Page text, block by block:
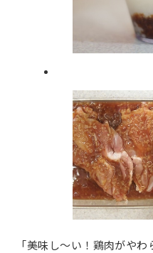
「美味し～い！鶏肉がやわ